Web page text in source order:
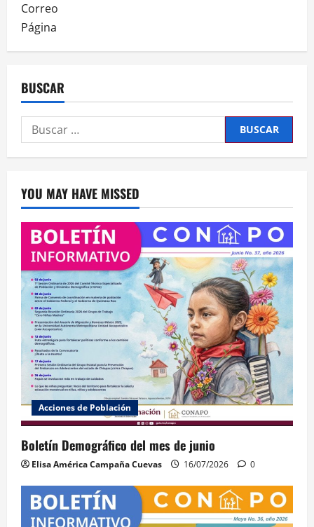
Correo
Página
BUSCAR
Buscar:
YOU MAY HAVE MISSED
Acciones de Población
Boletín Demográfico del mes de junio
Elisa América Campaña Cuevas 16/07/2026 0